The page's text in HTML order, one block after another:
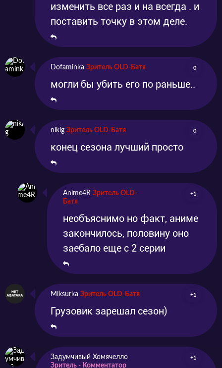
изменить все раз и на всегда . и
поставить точку в этом деле.
Dofaminka Зритель OLD-Батя 0
могли бы убить его по раньше..
nikig Зритель OLD-Батя 0
конец сезона лучший просто
Anime4R Зритель OLD-
Батя
+1
необъяснимо но факт, аниме
закончилось, половину оно
заебало еще с 2 серии
Miksurka Зритель OLD-Батя +1
Грузовик зарешал сезон)
Задумчивый Хомячелло
Зритель - Комментатор
+1